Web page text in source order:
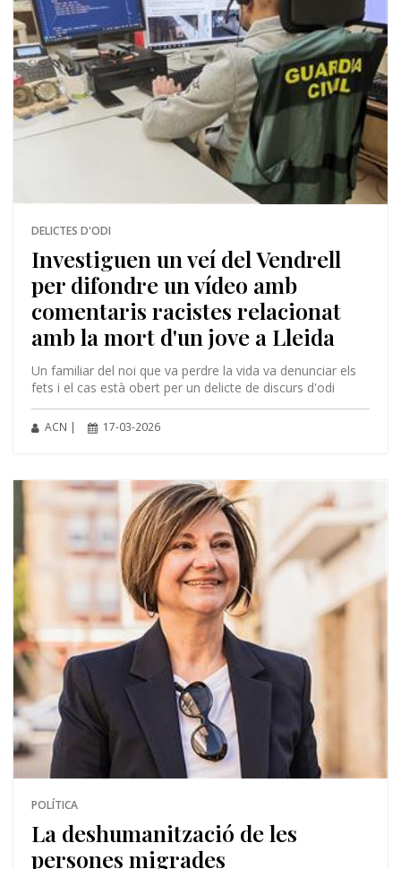
DELICTES D'ODI
Investiguen un veí del Vendrell
per difondre un vídeo amb
comentaris racistes relacionat
amb la mort d'un jove a Lleida
Un familiar del noi que va perdre la vida va denunciar els
fets i el cas està obert per un delicte de discurs d'odi
ACN | 17-03-2026
POLÍTICA
La deshumanització de les
persones migrades